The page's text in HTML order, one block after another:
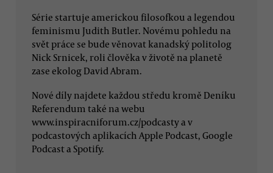
Série startuje americkou filosofkou a legendou
feminismu Judith Butler. Novému pohledu na
svět práce se bude věnovat kanadský politolog
Nick Srnicek, roli člověka v životě na planetě
zase ekolog David Abram.
Nové díly najdete každou středu kromě Deníku
Referendum také na webu
www.inspiracniforum.cz/podcasty a v
podcastových aplikacích Apple Podcast, Google
Podcast a Spotify.